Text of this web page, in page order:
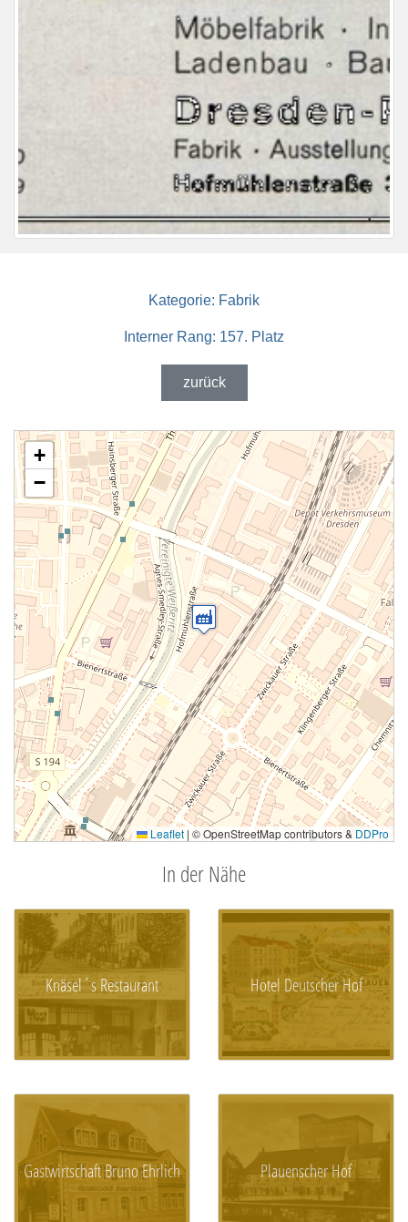
Kategorie: Fabrik
Interner Rang: 157. Platz
zurück
+
−
Leaflet | © OpenStreetMap contributors & DDPro
In der Nähe
Knäsel´s Restaurant Hotel Deutscher Hof
Gastwirtschaft Bruno Ehrlich Plauenscher Hof